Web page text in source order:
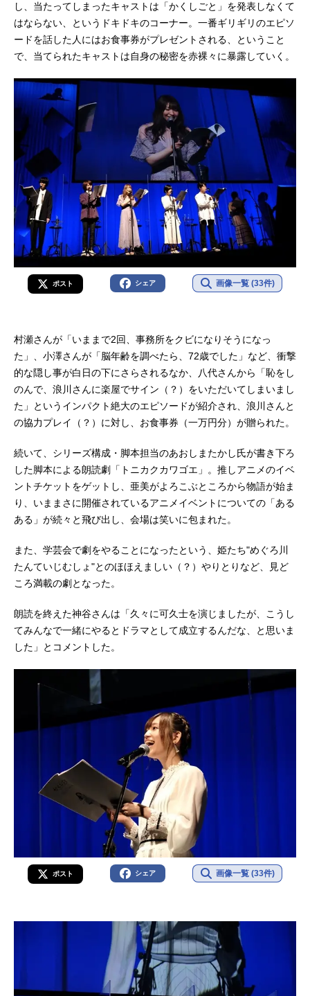
し、当たってしまったキャストは「かくしごと」を発表しなくて
はならない、というドキドキのコーナー。一番ギリギリのエピソ
ードを話した人にはお食事券がプレゼントされる、ということ
で、当てられたキャストは自身の秘密を赤裸々に暴露していく。
ポスト シェア 画像一覧 (33件)
村瀬さんが「いままで2回、事務所をクビになりそうになっ
た」、小澤さんが「脳年齢を調べたら、72歳でした」など、衝撃
的な隠し事が白日の下にさらされるなか、八代さんから「恥をし
のんで、浪川さんに楽屋でサイン（？）をいただいてしまいまし
た」というインパクト絶大のエピソードが紹介され、浪川さんと
の協力プレイ（？）に対し、お食事券（一万円分）が贈られた。
続いて、シリーズ構成・脚本担当のあおしまたかし氏が書き下ろ
した脚本による朗読劇「トニカクカワゴエ」。推しアニメのイベ
ントチケットをゲットし、亜美がよろこぶところから物語が始ま
り、いままさに開催されているアニメイベントについての「ある
ある」が続々と飛び出し、会場は笑いに包まれた。
また、学芸会で劇をやることになったという、姫たち"めぐろ川
たんていじむしょ"とのほほえましい（？）やりとりなど、見ど
ころ満載の劇となった。
朗読を終えた神谷さんは「久々に可久士を演じましたが、こうし
てみんなで一緒にやるとドラマとして成立するんだな、と思いま
した」とコメントした。
ポスト シェア 画像一覧 (33件)